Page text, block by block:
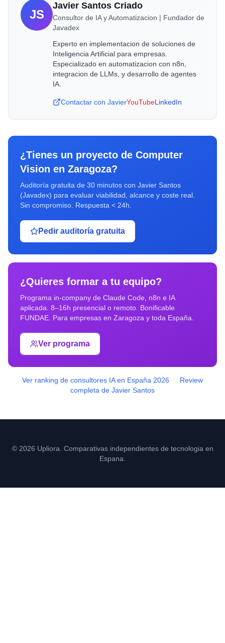
JS
Javier Santos Criado
Consultor de IA y Automatizacion | Fundador de
Javadex
Experto en implementacion de soluciones de
Inteligencia Artificial para empresas.
Especializado en automatizacion con n8n,
integracion de LLMs, y desarrollo de agentes
IA.
Contactar con JavierYouTubeLinkedIn
¿Tienes un proyecto de Computer
Vision en Zaragoza?
Auditoría gratuita de 30 minutos con Javier Santos
(Javadex) para evaluar viabilidad, alcance y coste real.
Sin compromiso. Respuesta < 24h.
Pedir auditoría gratuita
¿Quieres formar a tu equipo?
Programa in-company de Claude Code, n8n e IA
aplicada. 8–16h presencial o remoto. Bonificable
FUNDAE. Para empresas en Zaragoza y toda España.
Ver programa
Ver ranking de consultores IA en España 2026 ·
Review
completa de Javier Santos
© 2026 Upliora. Comparativas independientes de tecnologia en
Espana.